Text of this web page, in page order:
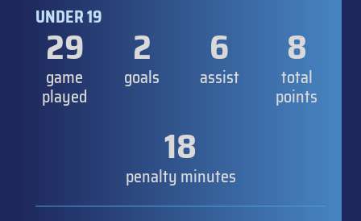
UNDER 19
29
game
played
2
goals
6
assist
8
total
points
18
penalty minutes